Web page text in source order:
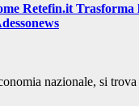
Retefin.it
nazionale, si